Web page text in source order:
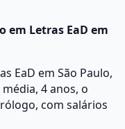
em Letras EaD em
EaD em São Paulo,
4 anos, o
com salários